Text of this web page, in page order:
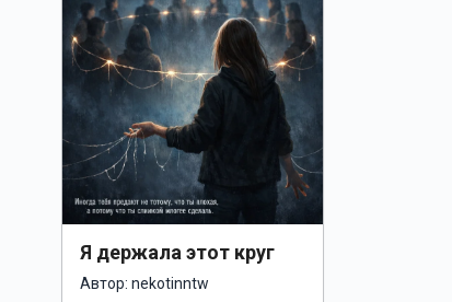
Я держала этот круг
Автор: nekotinntw